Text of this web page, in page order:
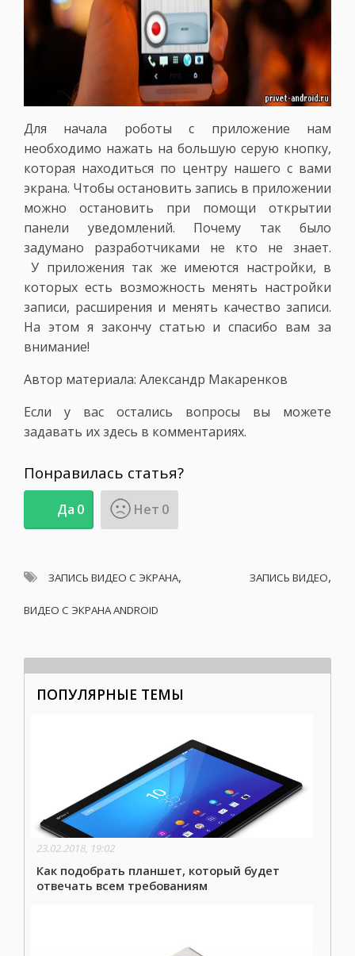
Для начала роботы с приложение нам
необходимо нажать на большую серую кнопку,
которая находиться по центру нашего с вами
экрана. Чтобы остановить запись в приложении
можно остановить при помощи открытии
панели уведомлений. Почему так было
задумано разработчиками не кто не знает.
У приложения так же имеются настройки, в
которых есть возможность менять настройки
записи, расширения и менять качество записи.
На этом я закончу статью и спасибо вам за
внимание!
Автор материала: Александр Макаренков
Если у вас остались вопросы вы можете
задавать их здесь в комментариях.
Понравилась статья?
Да 0 Нет 0
ЗАПИСЬ ВИДЕО С ЭКРАНА, ЗАПИСЬ ВИДЕО,
ВИДЕО С ЭКРАНА ANDROID
ПОПУЛЯРНЫЕ ТЕМЫ
23.02.2018, 19:02
Как подобрать планшет, который будет
отвечать всем требованиям